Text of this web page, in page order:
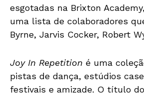
esgotadas na Brixton
uma lista de colaboradores
Byrne, Jarvis Cocker, Robert
Joy In Repetition é uma
pistas de dança, estúdios
festivais e amizade. O título